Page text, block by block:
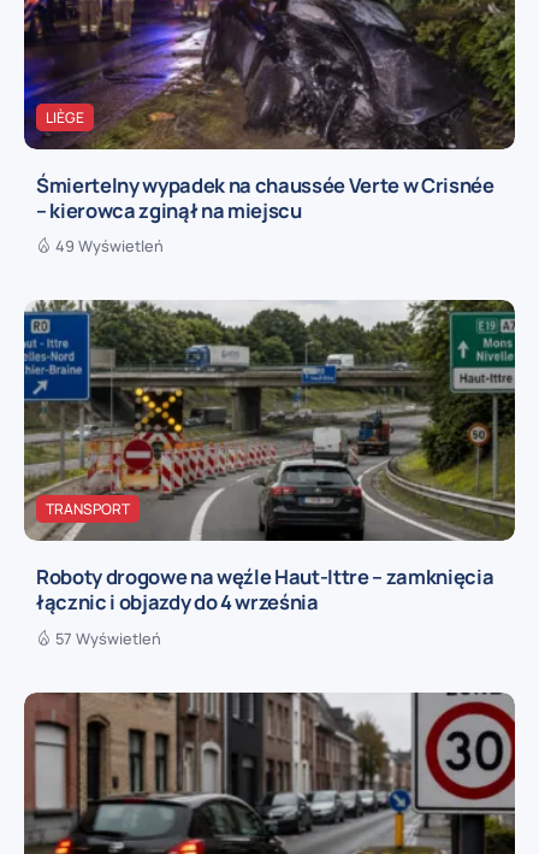
LIÈGE
Śmiertelny wypadek na chaussée Verte w Crisnée
– kierowca zginął na miejscu
49 Wyświetleń
TRANSPORT
Roboty drogowe na węźle Haut-Ittre – zamknięcia
łącznic i objazdy do 4 września
57 Wyświetleń